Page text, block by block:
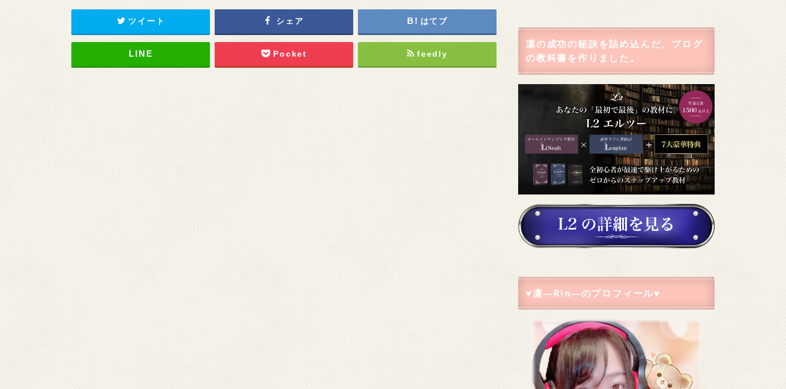
ツイート シェア はてブ
Pocket feedly
凛の成功の秘訣を詰め込んだ、ブログ
の教科書を作りました。
♥凛―Rin―のプロフィール♥